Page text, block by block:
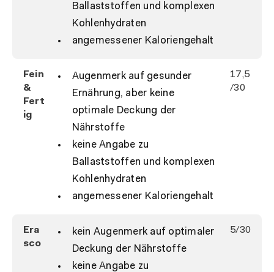
Ballaststoffen und komplexen
Kohlenhydraten
angemessener Kaloriengehalt
Fein
&
Fert
ig
Augenmerk auf gesunder
Ernährung, aber keine
optimale Deckung der
Nährstoffe
keine Angabe zu
Ballaststoffen und komplexen
Kohlenhydraten
angemessener Kaloriengehalt
17,5
/30
Era
sco
kein Augenmerk auf optimaler
Deckung der Nährstoffe
keine Angabe zu
5/30